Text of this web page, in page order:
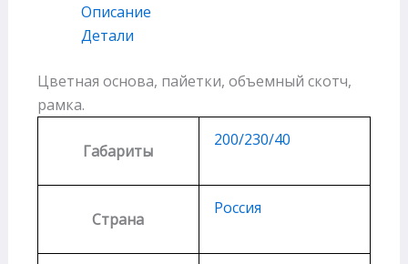
Описание
Детали
Цветная основа, пайетки, объемный скотч,
рамка.
Габариты
200/230/40
Страна
Россия